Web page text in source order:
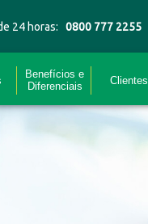
24 horas: 0800 777 2255
Benefícios e
Diferenciais
Clientes